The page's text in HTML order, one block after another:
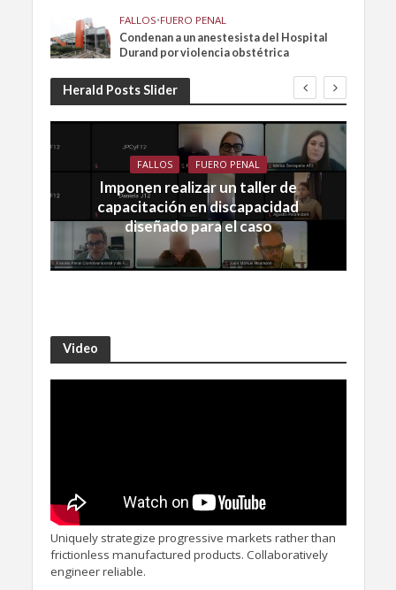
FALLOS•FUERO PENAL
Condenan a un anestesista del Hospital
Durand por violencia obstétrica
Herald Posts Slider
FALLOS FUERO PENAL
Imponen realizar un taller de
capacitación en discapacidad
diseñado para el caso
Video
Uniquely strategize progressive markets rather than
frictionless manufactured products. Collaboratively
engineer reliable.